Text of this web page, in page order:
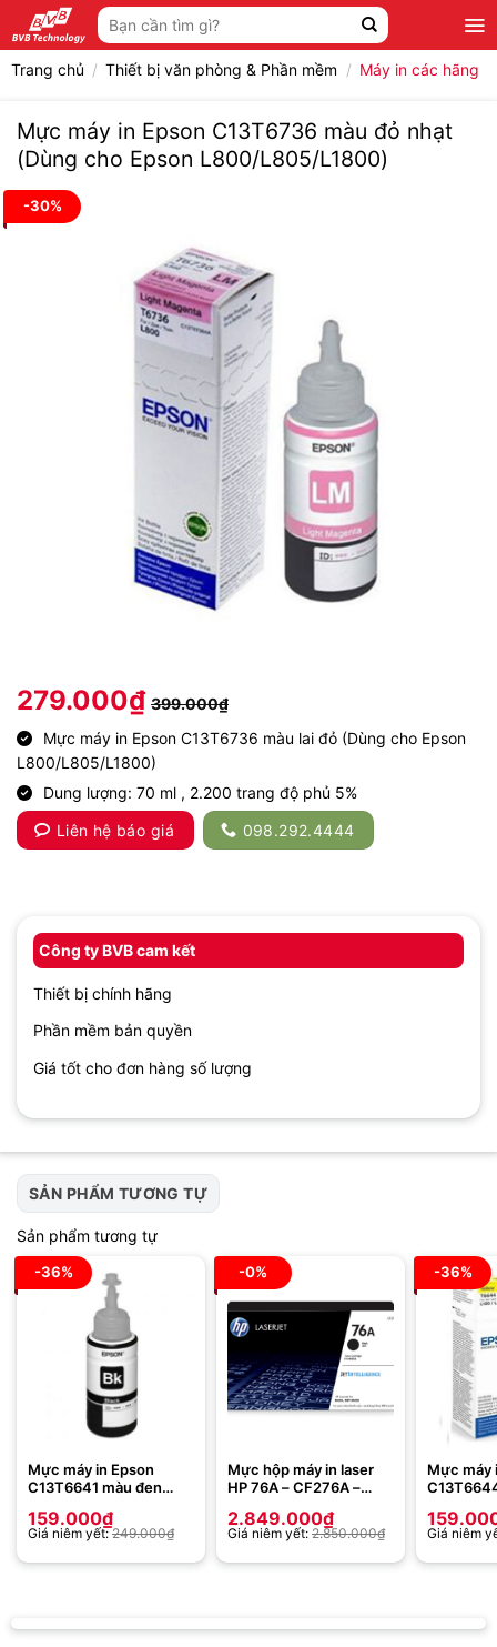
qua
nội
Tìm
kiếm:
Trang chủ / Thiết bị văn phòng & Phần mềm / Máy in các hãng
Mực máy in Epson C13T6736 màu đỏ nhạt
(Dùng cho Epson L800/L805/L1800)
-30%
279.000₫ 399.000₫
Mực máy in Epson C13T6736 màu lai đỏ (Dùng cho Epson
L800/L805/L1800)
Dung lượng: 70 ml , 2.200 trang độ phủ 5%
Liên hệ báo giá
098.292.4444
Công ty BVB cam kết
Thiết bị chính hãng
Phần mềm bản quyền
Giá tốt cho đơn hàng số lượng
SẢN PHẨM TƯƠNG TỰ
Sản phẩm tương tự
-36%
Mực máy in Epson
C13T6641 màu đen
L120/L300/L310/L350/L355/L365/L550/L455/L555/L565/L1300/
159.000₫
Giá niêm yết:249.000₫
-0%
Mực hộp máy in laser
HP 76A – CF276A –
M404N/ M404dn/
M404dw, MFP
M428fdw / M428fdn
2.849.000₫
Giá niêm yết: 2.850.000₫
-36%
Mực máy
L120/
Giá niêm